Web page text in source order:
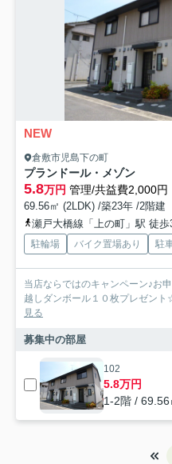
NEW
倉敷市児島下の町
プランドール・メゾン
5.8万円 管理/共益費2,000円
69.56㎡ (2LDK) /築23年 /2階建
瀬戸大橋線「上の町」駅 徒歩
駐輪場 バイク置場あり 駐
当店ならではのキャンペーン♪お
越しダンボール１０枚プレゼン
見る
募集中の部屋
102
5.8万円
1-2階 /